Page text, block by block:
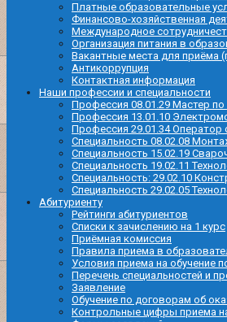
Платные образовательные
Финансово-хозяйственная
Международное
Организация питания в
Вакантные места для приёма
Антикоррупция
Контактная информация
Наши профессии и специальности
Профессия 08.01.29 Мастер
Профессия 13.01.10
Профессия 29.01.34
Специальность 08.02.08
Специальность 15.02.19
Специальность 19.02.11
Специальность: 29.02.10
Специальность 29.02.05
Абитуриенту
Рейтинги абитуриентов
Списки к зачислению на 1 курс
Приёмная комиссия
Правила приема в
Условия приема на обучение
Перечень специальностей и
Заявление
Обучение по договорам об
Контрольные цифры приема